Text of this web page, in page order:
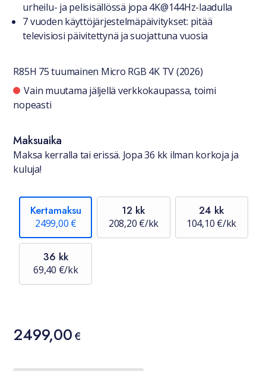
urheilu- ja pelisisällössä jopa 4K@144Hz-laadulla
7 vuoden käyttöjärjestelmäpäivitykset: pitää
televisiosi päivitettynä ja suojattuna vuosia
R85H 75 tuumainen Micro RGB 4K TV (2026)
Saatavuustiedot
Vain muutama jäljellä verkkokaupassa, toimi
nopeasti
Maksuaika
Maksa kerralla tai erissä. Jopa 36 kk ilman korkoja ja
kuluja!
Kertamaksu
2499,00 €
12 kk
208,20 €/kk
24 kk
104,10 €/kk
36 kk
69,40 €/kk
Hinta
2499,00 €
2499,00€